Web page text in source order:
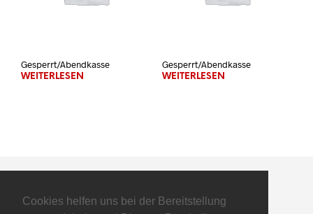
Cookies helfen uns bei der Bereitstellung
Gesperrt/Abendkasse
WEITERLESEN
Gesperrt/Abendkasse
WEITERLESEN